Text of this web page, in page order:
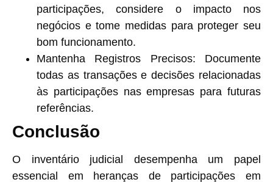
participações, considere o impacto nos
negócios e tome medidas para proteger seu
bom funcionamento.
Mantenha Registros Precisos: Documente
todas as transações e decisões relacionadas
às participações nas empresas para futuras
referências.
Conclusão
O inventário judicial desempenha um papel
essencial em heranças de participações em